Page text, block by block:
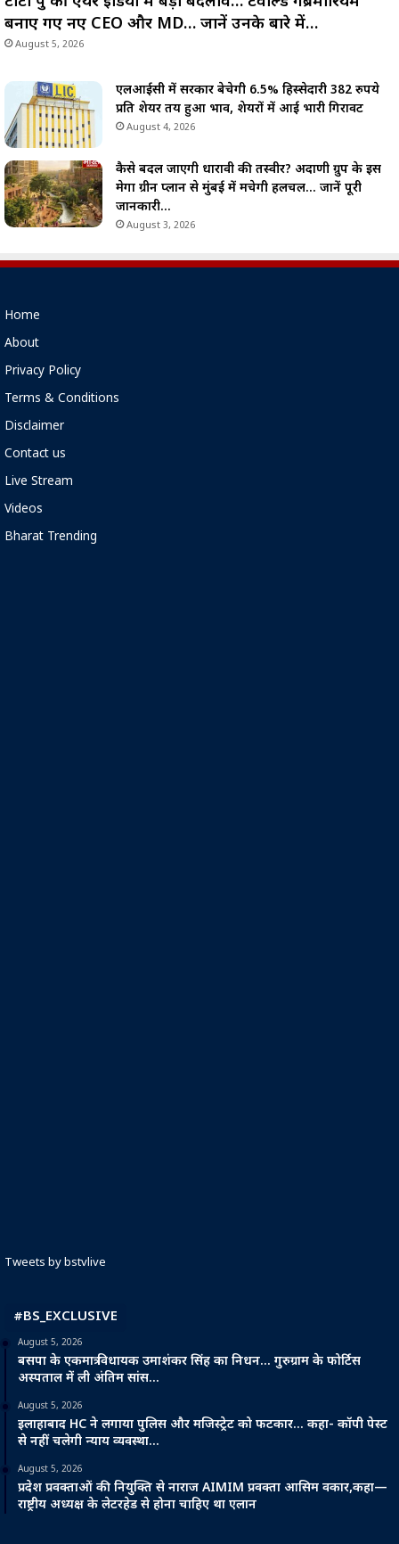
बनाए गए नए CEO और MD… जानें उनके बारे में…
August 5, 2026
एलआईसी में सरकार बेचेगी 6.5% हिस्सेदारी 382 रुपये
प्रति शेयर तय हुआ भाव, शेयरों में आई भारी गिरावट
August 4, 2026
कैसे बदल जाएगी धारावी की तस्वीर? अदाणी ग्रुप के इस
मेगा ग्रीन प्लान से मुंबई में मचेगी हलचल… जानें पूरी
जानकारी…
August 3, 2026
Home
About
Privacy Policy
Terms & Conditions
Disclaimer
Contact us
Live Stream
Videos
Bharat Trending
Tweets by bstvlive
#BS_EXCLUSIVE
August 5, 2026
बसपा के एकमात्र विधायक उमाशंकर सिंह का निधन… गुरुग्राम के फोर्टिस
अस्पताल में ली अंतिम सांस…
August 5, 2026
इलाहाबाद HC ने लगाया पुलिस और मजिस्ट्रेट को फटकार… कहा- कॉपी पेस्ट
से नहीं चलेगी न्याय व्यवस्था…
August 5, 2026
प्रदेश प्रवक्ताओं की नियुक्ति से नाराज AIMIM प्रवक्ता आसिम वकार,कहा—
राष्ट्रीय अध्यक्ष के लेटरहेड से होना चाहिए था एलान